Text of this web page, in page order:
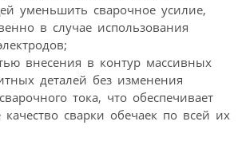
уменьшить сварочное усилие,
в случае использования
внесения в контур массивных
деталей без изменения
тока, что обеспечивает
качество сварки обечаек по всей их